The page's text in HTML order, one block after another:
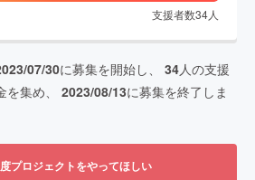
支援者数34人
07/30に募集を開始し、 34人の支援
を集め、 2023/08/13に募集を終了しま
プロジェクトをやってほしい